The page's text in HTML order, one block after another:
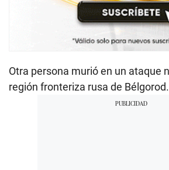
Otra persona murió en un ataque
región fronteriza rusa de Bélgorod.